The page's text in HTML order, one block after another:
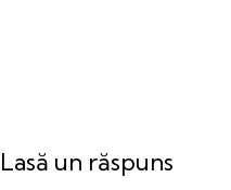
Lasă un răspuns